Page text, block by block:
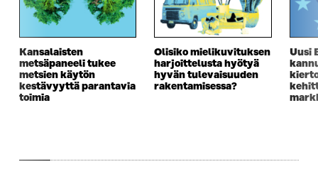
Kansalaisten
metsäpaneeli tukee
metsien käytön
kestävyyttä parantavia
toimia
Olisiko mielikuvituksen
harjoittelusta hyötyä
hyvän tulevaisuuden
rakentamisessa?
Uusi